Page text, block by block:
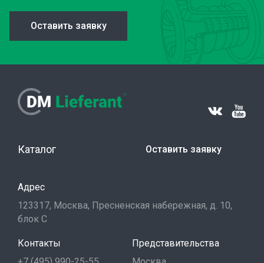
Оставить заявку
Каталог Оставить заявку
Адрес
123317, Москва, Пресненская набережная, д. 10,
блок С
Контакты
Представительства